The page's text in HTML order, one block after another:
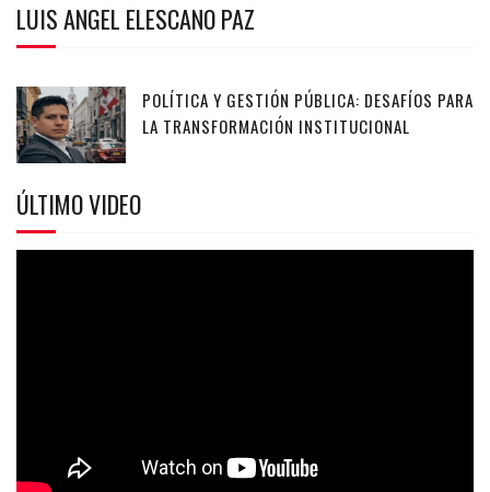
LUIS ANGEL ELESCANO PAZ
POLÍTICA Y GESTIÓN PÚBLICA: DESAFÍOS PARA
LA TRANSFORMACIÓN INSTITUCIONAL
ÚLTIMO VIDEO